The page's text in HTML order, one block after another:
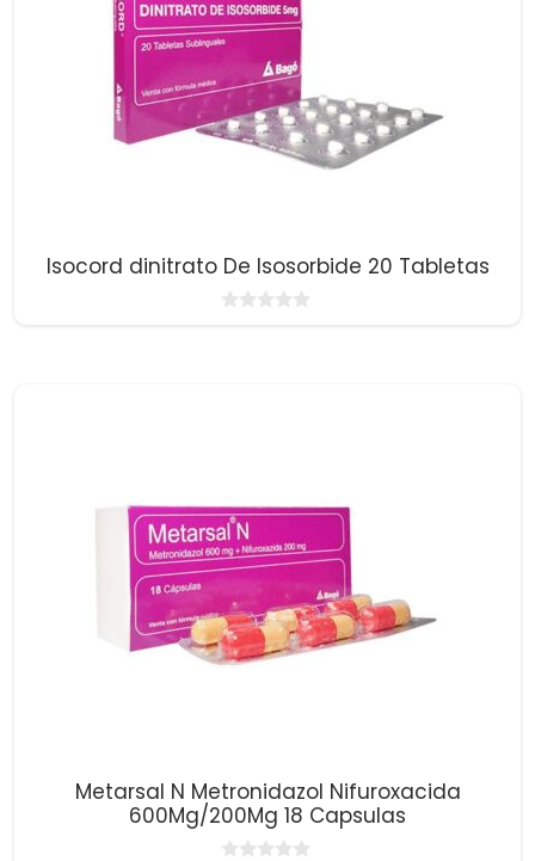
Isocord dinitrato De Isosorbide 20 Tabletas
Metarsal N Metronidazol Nifuroxacida
600Mg/200Mg 18 Capsulas